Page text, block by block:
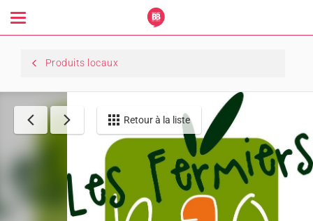
Toggle
navigation
Produits locaux
Retour à la liste